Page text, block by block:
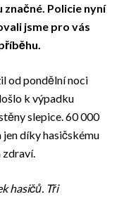
Policie nyní
jsme pro vás
od pondělní noci
k výpadku
slepice. 60 000
díky hasičskému
zdraví.
hasičů. Tři